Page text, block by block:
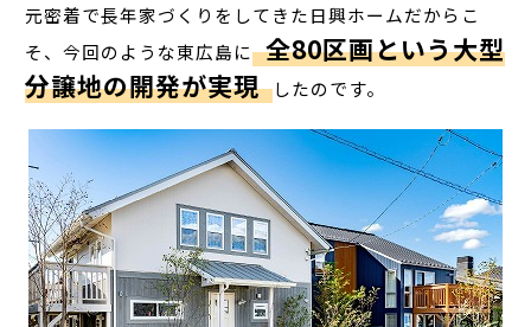
元密着で長年家づくりをしてきた日興ホームだからこ
そ、今回のような東広島に 全80区画という大型
分譲地の開発が実現 したのです。